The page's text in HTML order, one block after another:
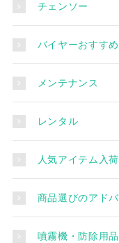
チェンソー
バイヤーおすす
メンテナンス
レンタル
人気アイテム入
商品選びのアド
噴霧機・防除用品